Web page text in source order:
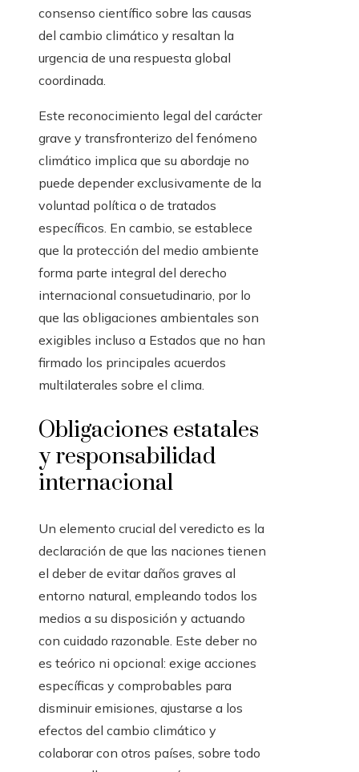
consenso científico sobre las causas
del cambio climático y resaltan la
urgencia de una respuesta global
coordinada.
Este reconocimiento legal del carácter
grave y transfronterizo del fenómeno
climático implica que su abordaje no
puede depender exclusivamente de la
voluntad política o de tratados
específicos. En cambio, se establece
que la protección del medio ambiente
forma parte integral del derecho
internacional consuetudinario, por lo
que las obligaciones ambientales son
exigibles incluso a Estados que no han
firmado los principales acuerdos
multilaterales sobre el clima.
Obligaciones estatales
y responsabilidad
internacional
Un elemento crucial del veredicto es la
declaración de que las naciones tienen
el deber de evitar daños graves al
entorno natural, empleando todos los
medios a su disposición y actuando
con cuidado razonable. Este deber no
es teórico ni opcional: exige acciones
específicas y comprobables para
disminuir emisiones, ajustarse a los
efectos del cambio climático y
colaborar con otros países, sobre todo